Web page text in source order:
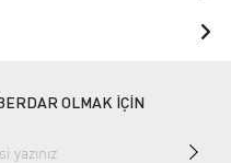
OLMAK İÇİN